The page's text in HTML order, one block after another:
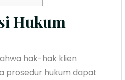
Hukum
hak-hak klien
prosedur hukum dapat